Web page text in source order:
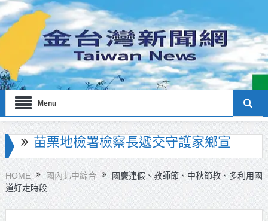
Menu
彰化聯合捐贈4輛高規格救護車 首配
全自動電動擔架床
美濃稻米品質競賽開跑 高雄147論壇
揭開好飯祕密、飄米香
HOME 國內北中綜合
國慶連假、教師節、中秋節教、多利用國
道好走時段